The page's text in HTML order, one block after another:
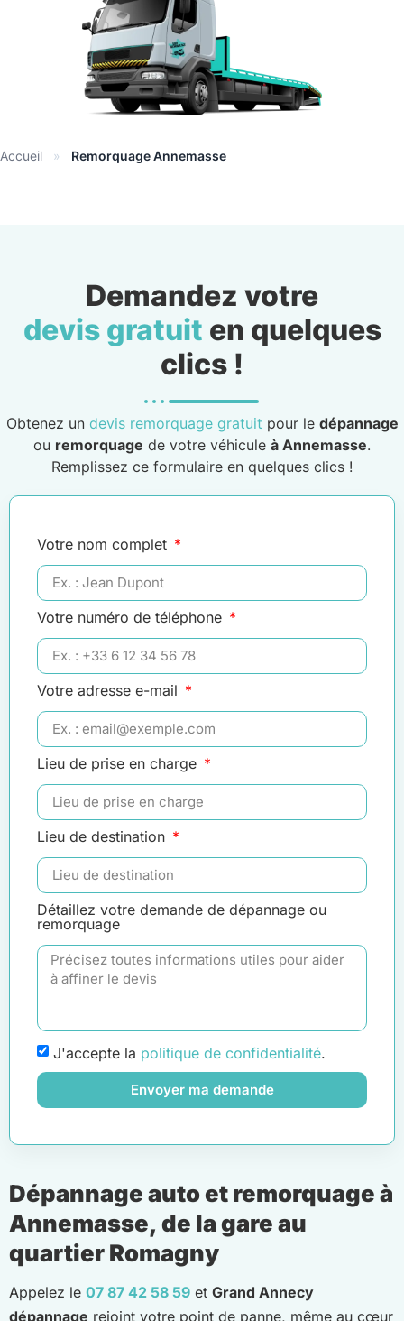
Accueil » Remorquage Annemasse
Demandez votre
devis gratuit en quelques
clics !
Obtenez un devis remorquage gratuit pour le dépannage
ou remorquage de votre véhicule à Annemasse.
Remplissez ce formulaire en quelques clics !
Votre nom complet
Votre numéro de téléphone
Votre adresse e-mail
Lieu de prise en charge
Lieu de destination
Détaillez votre demande de dépannage ou
remorquage
J'accepte la politique de confidentialité.
Envoyer ma demande
Dépannage auto et remorquage à
Annemasse, de la gare au
quartier Romagny
Appelez le 07 87 42 58 59 et Grand Annecy
dépannage rejoint votre point de panne, même au cœur